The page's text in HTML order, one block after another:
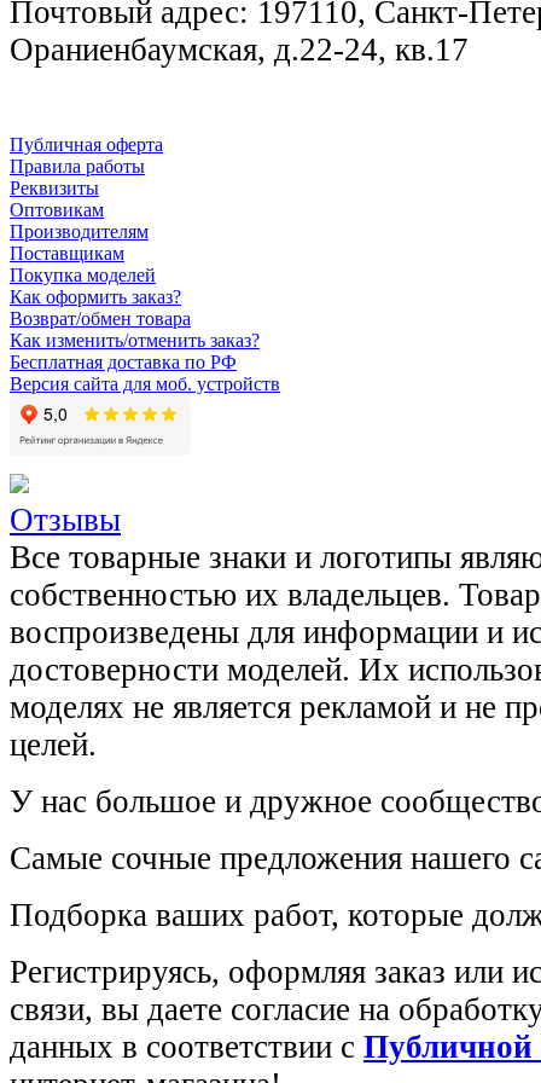
Почтовый адрес: 197110, Санкт-
Ораниенбаумская, д.22-24, кв.17
Публичная оферта
Правила работы
Реквизиты
Оптовикам
Производителям
Поставщикам
Покупка моделей
Как оформить заказ?
Возврат/обмен товара
Как изменить/отменить заказ?
Бесплатная доставка по РФ
Версия сайта для моб. устройств
Отзывы
Все товарные знаки и логотипы
собственностью их владельцев.
воспроизведены для информации и
достоверности моделей. Их
моделях не является рекламой и не
целей.
У нас большое и дружное
Самые сочные предложения нашего
Подборка ваших работ, которые
Регистрируясь, оформляя заказ или
связи, вы даете согласие на
данных в соответствии с Публичной